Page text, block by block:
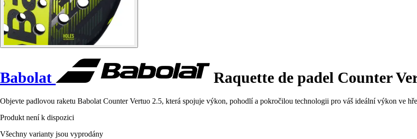
Babolat Raquette de padel Counter
Objevte padlovou raketu Babolat Counter Vertuo 2.5, která spojuje výkon, pohodlí a pokročilou technologii pro váš ideální výkon ve
Produkt není k dispozici
Všechny varianty jsou vyprodány